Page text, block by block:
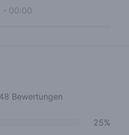
- 00:00
Bewertungen
25%